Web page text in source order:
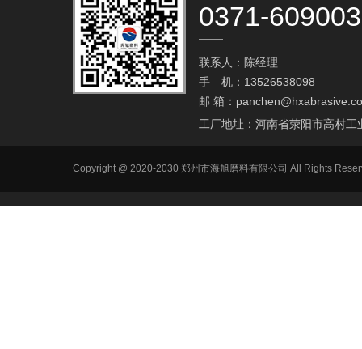
0371-
联系人：陈经理
手 机：13526538098
邮 箱：
工厂地址：河南省荥阳市高村工
Copyright @ 2020-2030 郑州市海旭磨料有限公司 All Rights